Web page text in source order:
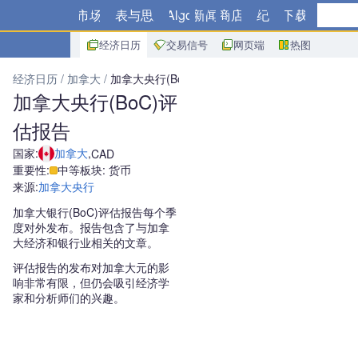
市场 图表与思路 Algo 新闻 商店 经纪商 下载
经济日历 交易信号 网页端 热图
经济日历 加拿大 加拿大央行(BoC)评估报告
加拿大央行(BoC)评
估报告
国家: 加拿大,CAD
重要性: 中等板块: 货币
来源:加拿大央行
加拿大银行(BoC)评估报告每个季
度对外发布。报告包含了与加拿
大经济和银行业相关的文章。
评估报告的发布对加拿大元的影
响非常有限，但仍会吸引经济学
家和分析师们的兴趣。